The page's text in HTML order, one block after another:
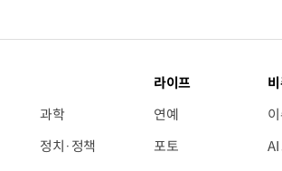
과학
정치·정책
라이프
연예
포토